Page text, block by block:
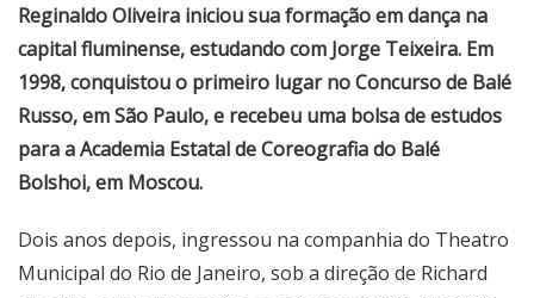
Reginaldo Oliveira iniciou sua formação em dança na
capital fluminense, estudando com Jorge Teixeira. Em
1998, conquistou o primeiro lugar no Concurso de Balé
Russo, em São Paulo, e recebeu uma bolsa de estudos
para a Academia Estatal de Coreografia do Balé
Bolshoi, em Moscou.
Dois anos depois, ingressou na companhia do Theatro
Municipal do Rio de Janeiro, sob a direção de Richard